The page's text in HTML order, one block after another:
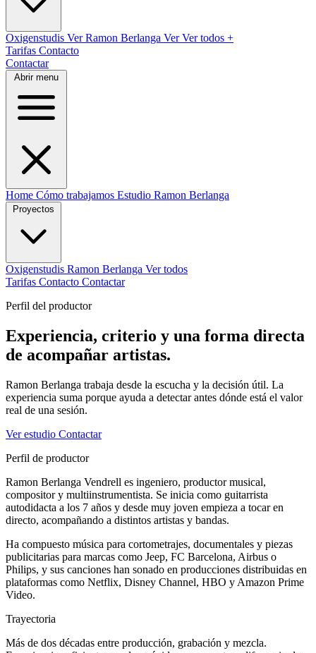
Oxigenstudis Ver Ramon Berlanga Ver Ver todos +
Tarifas Contacto
Contactar
Abrir menu
Home Cómo trabajamos Estudio Ramon Berlanga
Proyectos
Oxigenstudis Ramon Berlanga Ver todos
Tarifas Contacto Contactar
Perfil del productor
Experiencia, criterio y una forma directa
de acompañar artistas.
Ramon Berlanga trabaja desde la escucha y la decisión útil. La
experiencia suma porque ayuda a detectar antes dónde está el valor
real de una sesión.
Ver estudio Contactar
Perfil de productor
Ramon Berlanga Vendrell es ingeniero, productor musical,
compositor y multiinstrumentista. Se inicia como guitarrista
autodidacta a los 7 años y desde muy joven empieza a tocar en
directo, acompañando a distintos artistas y bandas.
Ha compuesto música para cortometrajes, documentales y piezas
publicitarias para marcas como Jeep, FC Barcelona, Airbus o
Philips, y sus canciones han sonado en producciones distribuidas en
plataformas como Netflix, Disney Channel, HBO y Amazon Prime
Video.
Trayectoria
Más de dos décadas entre producción, grabación y mezcla.